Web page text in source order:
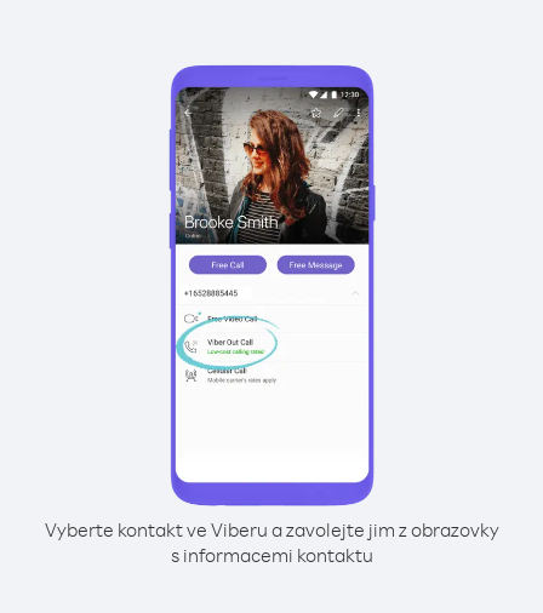
Vyberte kontakt ve Viberu a zavolejte jim z obrazovky
s informacemi kontaktu